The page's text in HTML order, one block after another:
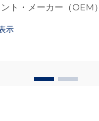
ト・メーカー（OEM
現するために、高精度
示